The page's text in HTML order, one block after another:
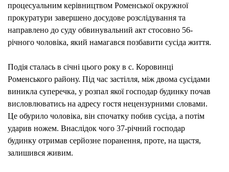
процесуальним керівництвом Роменської окружної
прокуратури завершено досудове розслідування та
направлено до суду обвинувальний акт стосовно 56-
річного чоловіка, який намагався позбавити сусіда життя.
Подія сталась в січні цього року в с. Коровинці
Роменського району. Під час застілля, між двома сусідами
виникла суперечка, у розпал якої господар будинку почав
висловлюватись на адресу гостя нецензурними словами.
Це обурило чоловіка, він спочатку побив сусіда, а потім
ударив ножем. Внаслідок чого 37-річний господар
будинку отримав серйозне поранення, проте, на щастя,
залишився живим.